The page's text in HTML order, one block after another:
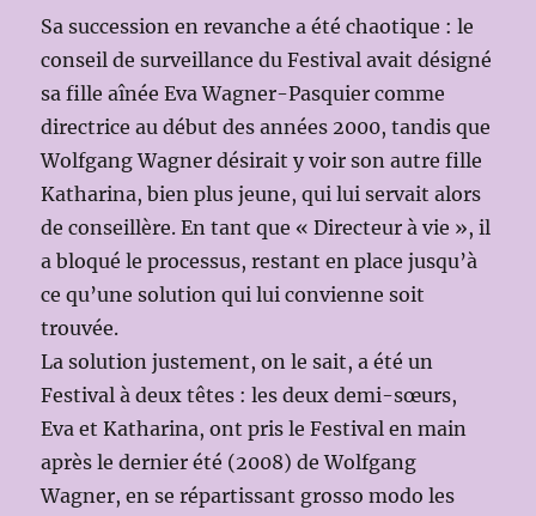
Sa succession en revanche a été chaotique : le
conseil de surveillance du Festival avait désigné
sa fille aînée Eva Wagner-Pasquier comme
directrice au début des années 2000, tandis que
Wolfgang Wagner désirait y voir son autre fille
Katharina, bien plus jeune, qui lui servait alors
de conseillère. En tant que « Directeur à vie », il
a bloqué le processus, restant en place jusqu’à
ce qu’une solution qui lui convienne soit
trouvée.
La solution justement, on le sait, a été un
Festival à deux têtes : les deux demi-sœurs,
Eva et Katharina, ont pris le Festival en main
après le dernier été (2008) de Wolfgang
Wagner, en se répartissant grosso modo les